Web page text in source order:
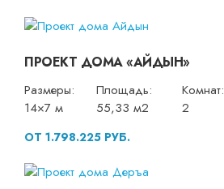
ПРОЕКТ ДОМА «АЙДЫН»
Размеры:
14×7 м
Площадь:
55,33 м2
Комнат:
2
ОТ 1.798.225 РУБ.